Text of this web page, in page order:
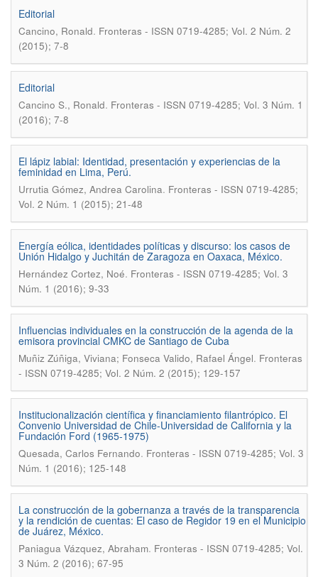
Editorial
Cancino, Ronald. Fronteras - ISSN 0719-4285; Vol. 2 Núm. 2
(2015); 7-8
Editorial
Cancino S., Ronald. Fronteras - ISSN 0719-4285; Vol. 3 Núm. 1
(2016); 7-8
El lápiz labial: Identidad, presentación y experiencias de la
feminidad en Lima, Perú.
Urrutia Gómez, Andrea Carolina. Fronteras - ISSN 0719-4285;
Vol. 2 Núm. 1 (2015); 21-48
Energía eólica, identidades políticas y discurso: los casos de
Unión Hidalgo y Juchitán de Zaragoza en Oaxaca, México.
Hernández Cortez, Noé. Fronteras - ISSN 0719-4285; Vol. 3
Núm. 1 (2016); 9-33
Influencias individuales en la construcción de la agenda de la
emisora provincial CMKC de Santiago de Cuba
Muñiz Zúñiga, Viviana; Fonseca Valido, Rafael Ángel. Fronteras
- ISSN 0719-4285; Vol. 2 Núm. 2 (2015); 129-157
Institucionalización científica y financiamiento filantrópico. El
Convenio Universidad de Chile-Universidad de California y la
Fundación Ford (1965-1975)
Quesada, Carlos Fernando. Fronteras - ISSN 0719-4285; Vol. 3
Núm. 1 (2016); 125-148
La construcción de la gobernanza a través de la transparencia
y la rendición de cuentas: El caso de Regidor 19 en el Municipio
de Juárez, México.
Paniagua Vázquez, Abraham. Fronteras - ISSN 0719-4285; Vol.
3 Núm. 2 (2016); 67-95